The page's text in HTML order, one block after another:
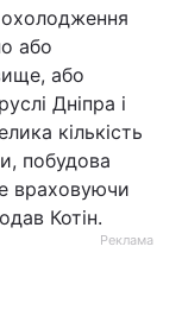
або
або
Дніпра і
кількість
побудова
враховуючи
Котін.
Реклама